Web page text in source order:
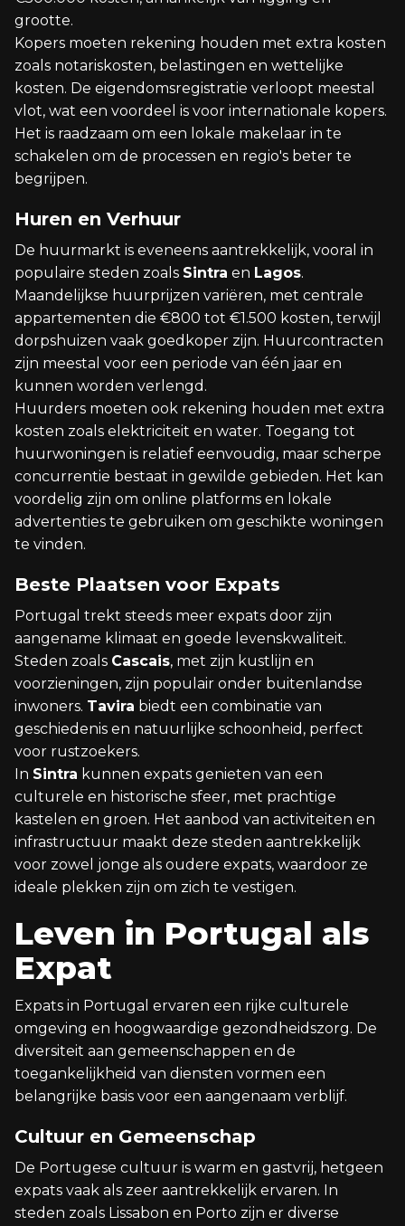
grootte.
Kopers moeten rekening houden met extra kosten
zoals notariskosten, belastingen en wettelijke
kosten. De eigendomsregistratie verloopt meestal
vlot, wat een voordeel is voor internationale kopers.
Het is raadzaam om een lokale makelaar in te
schakelen om de processen en regio's beter te
begrijpen.
Huren en Verhuur
De huurmarkt is eveneens aantrekkelijk, vooral in
populaire steden zoals Sintra en Lagos.
Maandelijkse huurprijzen variëren, met centrale
appartementen die €800 tot €1.500 kosten, terwijl
dorpshuizen vaak goedkoper zijn. Huurcontracten
zijn meestal voor een periode van één jaar en
kunnen worden verlengd.
Huurders moeten ook rekening houden met extra
kosten zoals elektriciteit en water. Toegang tot
huurwoningen is relatief eenvoudig, maar scherpe
concurrentie bestaat in gewilde gebieden. Het kan
voordelig zijn om online platforms en lokale
advertenties te gebruiken om geschikte woningen
te vinden.
Beste Plaatsen voor Expats
Portugal trekt steeds meer expats door zijn
aangename klimaat en goede levenskwaliteit.
Steden zoals Cascais, met zijn kustlijn en
voorzieningen, zijn populair onder buitenlandse
inwoners. Tavira biedt een combinatie van
geschiedenis en natuurlijke schoonheid, perfect
voor rustzoekers.
In Sintra kunnen expats genieten van een
culturele en historische sfeer, met prachtige
kastelen en groen. Het aanbod van activiteiten en
infrastructuur maakt deze steden aantrekkelijk
voor zowel jonge als oudere expats, waardoor ze
ideale plekken zijn om zich te vestigen.
Leven in Portugal als
Expat
Expats in Portugal ervaren een rijke culturele
omgeving en hoogwaardige gezondheidszorg. De
diversiteit aan gemeenschappen en de
toegankelijkheid van diensten vormen een
belangrijke basis voor een aangenaam verblijf.
Cultuur en Gemeenschap
De Portugese cultuur is warm en gastvrij, hetgeen
expats vaak als zeer aantrekkelijk ervaren. In
steden zoals Lissabon en Porto zijn er diverse